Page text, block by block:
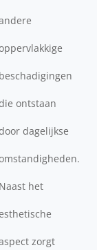
beschadigingen
ontstaan
dagelijkse
Naast het
zorgt